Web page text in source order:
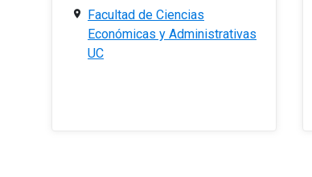
Facultad de Ciencias
Económicas y Administrativas
UC